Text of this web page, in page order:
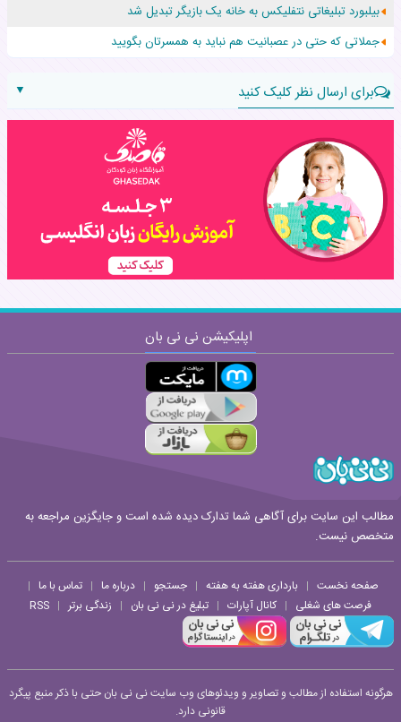
عجیب‌ترین تولد در ۵/۵/۵ امسال که همه را شوکه کرد!
بیلبورد تبلیغاتی نتفلیکس به خانه یک بازیگر تبدیل شد
جملاتی که حتی در عصبانیت هم نباید به همسرتان بگویید
برای ارسال نظر کلیک کنید
▼
نام:
نظر:
اپلیکیشن نی نی بان
مطالب این سایت برای آگاهی شما تدارک دیده شده است و جایگزین مراجعه به
متخصص نیست.
صفحه نخست | بارداری هفته به هفته | جستجو | درباره ما | تماس با ما |
فرصت های شغلی | کانال آپارات | تبلیغ در نی نی بان | زندگی برتر |
RSS
هرگونه استفاده از مطالب و تصاویر و ویدئوهای وب سایت نی نی بان حتی با ذکر منبع پیگرد
قانونی دارد.